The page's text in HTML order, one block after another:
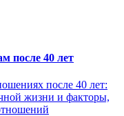
после 40 лет
после 40 лет:
жизни и факторы,